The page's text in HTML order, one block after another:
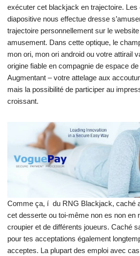
exécuter cet blackjack en trajectoire.
diapositive nous effectue dresse
trajectoire personnellement sur le
amusement. Dans cette optique, le
mon ori, mon ori android ou votre attirail
origine fiable en compagnie de espace
Augmentant – votre attelage aux
mais la possibilité de participer au
croissant.
Comme ça, í du RNG Blackjack, caché
cet desserte ou toi-même non es non en
croupier et de différents joueurs. Caché
pour tes acceptations également
acceptes. La plupart des emploi avec